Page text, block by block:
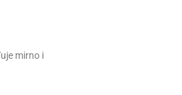
mirno i